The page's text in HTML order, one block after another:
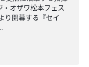
オザワ松本フェス
り開幕する『セイ